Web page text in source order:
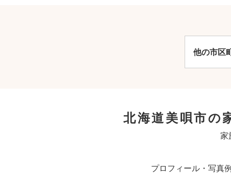
他の市区
北海道美唄市の
家
プロフィール・写真